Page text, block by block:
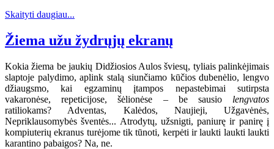
Skaityti daugiau...
Žiema užu žydrųjų ekranų
Kokia žiema be jaukių Didžiosios Aulos šviesų, tyliais palinkėjimais
slaptoje palydimo, aplink stalą siunčiamo kūčios dubenėlio, lengvo
džiaugsmo, kai egzaminų įtampos nepastebimai sutirpsta
vakaronėse, repeticijose, šėlionėse – be sausio lengvatos
ratiliokams? Adventas, Kalėdos, Naujieji, Užgavėnės,
Nepriklausomybės šventės... Atrodytų, užsnigti, paniurę ir panirę į
kompiuterių ekranus turėjome tik tūnoti, kerpėti ir laukti laukti laukti
karantino pabaigos? Na, ne.